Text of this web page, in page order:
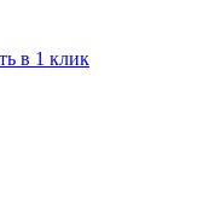
в 1 клик